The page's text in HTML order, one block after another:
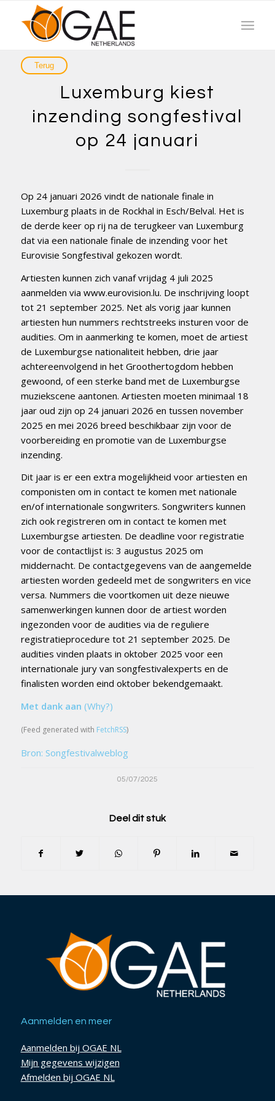
Luxemburg kiest
inzending songfestival
op 24 januari
Op 24 januari 2026 vindt de nationale finale in
Luxemburg plaats in de Rockhal in Esch/Belval. Het is
de derde keer op rij na de terugkeer van Luxemburg
dat via een nationale finale de inzending voor het
Eurovisie Songfestival gekozen wordt.
Artiesten kunnen zich vanaf vrijdag 4 juli 2025
aanmelden via www.eurovision.lu. De inschrijving loopt
tot 21 september 2025. Net als vorig jaar kunnen
artiesten hun nummers rechtstreeks insturen voor de
audities. Om in aanmerking te komen, moet de artiest
de Luxemburgse nationaliteit hebben, drie jaar
achtereenvolgend in het Groothertogdom hebben
gewoond, of een sterke band met de Luxemburgse
muziekscene aantonen. Artiesten moeten minimaal 18
jaar oud zijn op 24 januari 2026 en tussen november
2025 en mei 2026 breed beschikbaar zijn voor de
voorbereiding en promotie van de Luxemburgse
inzending.
Dit jaar is er een extra mogelijkheid voor artiesten en
componisten om in contact te komen met nationale
en/of internationale songwriters. Songwriters kunnen
zich ook registreren om in contact te komen met
Luxemburgse artiesten. De deadline voor registratie
voor de contactlijst is: 3 augustus 2025 om
middernacht. De contactgegevens van de aangemelde
artiesten worden gedeeld met de songwriters en vice
versa. Nummers die voortkomen uit deze nieuwe
samenwerkingen kunnen door de artiest worden
ingezonden voor de audities via de reguliere
registratieprocedure tot 21 september 2025. De
audities vinden plaats in oktober 2025 voor een
internationale jury van songfestivalexperts en de
finalisten worden eind oktober bekendgemaakt.
Met dank aan (Why?)
(Feed generated with FetchRSS)
Bron: Songfestivalweblog
05/07/2025
Deel dit stuk
Aanmelden en meer
Aanmelden bij OGAE NL
Mijn gegevens wijzigen
Afmelden bij OGAE NL